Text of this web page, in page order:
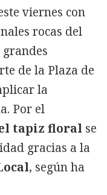
viernes con
rocas del
de la Plaza de
la
Por el
tapiz floral se
gracias a la
, según ha